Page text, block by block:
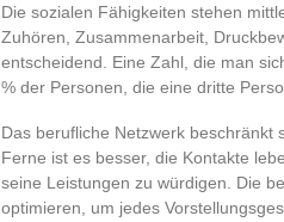
Die sozialen Fähigkeiten stehen
Zuhören, Zusammenarbeit,
entscheidend. Eine Zahl, die man
% der Personen, die eine dritte
Das berufliche Netzwerk beschränkt
Ferne ist es besser, die Kontakte
seine Leistungen zu würdigen. Die
optimieren, um jedes